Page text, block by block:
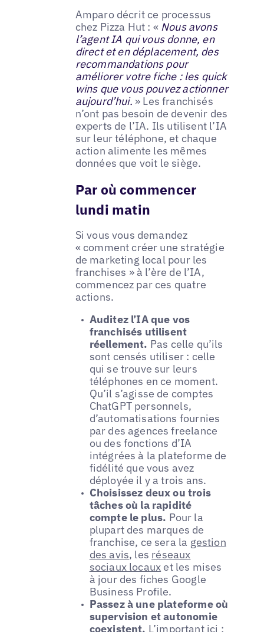
Amparo décrit ce processus
chez Pizza Hut : « Nous avons
l’agent IA qui vous donne, en
direct et en déplacement, des
recommandations pour
améliorer votre fiche : les quick
wins que vous pouvez actionner
aujourd’hui. » Les franchisés
n’ont pas besoin de devenir des
experts de l’IA. Ils utilisent l’IA
sur leur téléphone, et chaque
action alimente les mêmes
données que voit le siège.
Par où commencer
lundi matin
Si vous vous demandez
« comment créer une stratégie
de marketing local pour les
franchises » à l’ère de l’IA,
commencez par ces quatre
actions.
Auditez l’IA que vos
franchisés utilisent
réellement. Pas celle qu’ils
sont censés utiliser : celle
qui se trouve sur leurs
téléphones en ce moment.
Qu’il s’agisse de comptes
ChatGPT personnels,
d’automatisations fournies
par des agences freelance
ou des fonctions d’IA
intégrées à la plateforme de
fidélité que vous avez
déployée il y a trois ans.
Choisissez deux ou trois
tâches où la rapidité
compte le plus. Pour la
plupart des marques de
franchise, ce sera la gestion
des avis, les réseaux
sociaux locaux et les mises
à jour des fiches Google
Business Profile.
Passez à une plateforme où
supervision et autonomie
coexistent. L’important ici :